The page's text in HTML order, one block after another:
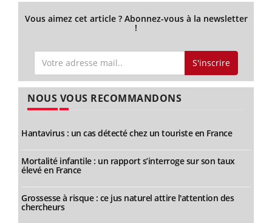
Vous aimez cet article ? Abonnez-vous à la newsletter
!
S'inscrire
NOUS VOUS RECOMMANDONS
Hantavirus : un cas détecté chez un touriste en France
Mortalité infantile : un rapport s’interroge sur son taux
élevé en France
Grossesse à risque : ce jus naturel attire l'attention des
chercheurs